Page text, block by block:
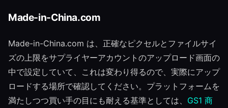
Made-in-China.com
Made-in-China.com は、正確なピクセルとファイルサイ
ズの上限をサプライヤーアカウントのアップロード画面の
中で設定していて、これは変わり得るので、実際にアップ
ロードする場所で確認してください。プラットフォームを
満たしつつ買い手の目にも耐える基準としては、 GS1 商